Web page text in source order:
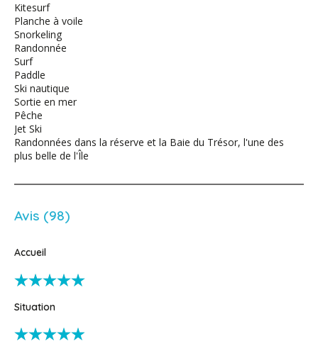
Kitesurf
Planche à voile
Snorkeling
Randonnée
Surf
Paddle
Ski nautique
Sortie en mer
Pêche
Jet Ski
Randonnées dans la réserve et la Baie du Trésor, l'une des
plus belle de l'Île
Avis (98)
Accueil
Situation